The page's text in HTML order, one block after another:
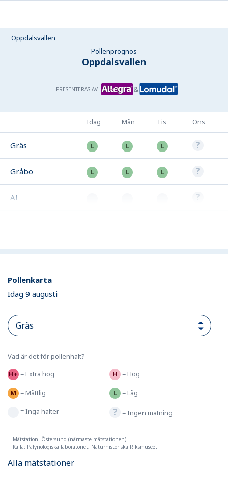
Oppdalsvallen
Pollenprognos
Oppdalsvallen
PRESENTERAS AV
Idag Mån Tis Ons
Gräs
Gråbo
Al
Pollenkarta
Idag 9 augusti
Vad är det för pollenhalt?
=Extra hög =Hög
=Måttlig =Låg
=Inga halter =Ingen mätning
Mätstation: Östersund (närmaste mätstationen)
Källa: Palynologiska laboratoriet, Naturhistoriska Riksmuseet
Alla mätstationer